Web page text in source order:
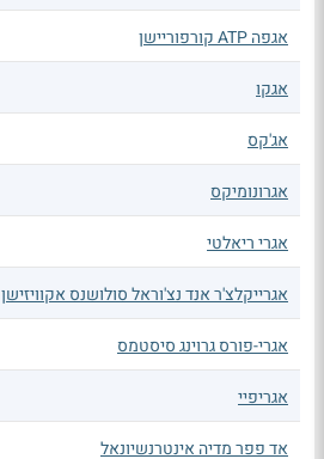
אגפה ATP קורפוריישן
אגקו
אג'קס
אגרונומיקס
אגרי ריאלטי
אגרייקלצ'ר אנד נצ'וראל סולושנס אקוויזישן
אגרי-פורס גרוינג סיסטמס
אגריפיי
אד פפר מדיה אינטרנשיונאל